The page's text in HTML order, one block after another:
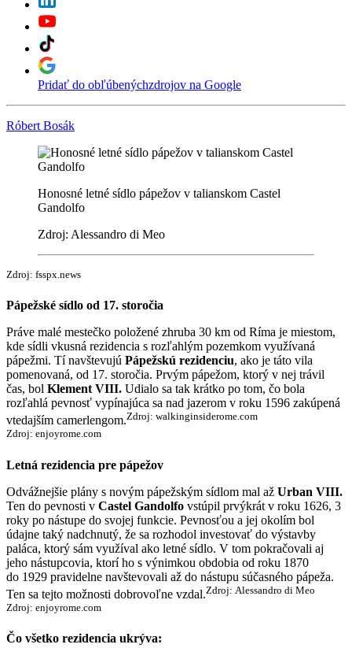
Pridať do obľúbenýchzdrojov na Google
Róbert Bosák
Honosné letné sídlo pápežov v talianskom Castel
Gandolfo
Zdroj: Alessandro di Meo
Zdroj: fsspx.news
Pápežské sídlo od 17. storočia
Práve malé mestečko položené zhruba 30 km od Ríma je miestom,
kde sídli vkusná rezidencia s rozľahlým pozemkom využívaná
pápežmi. Tí navštevujú Pápežskú rezidenciu, ako je táto vila
pomenovaná, od 17. storočia. Prvým pápežom, ktorý v nej trávil
čas, bol Klement VIII. Udialo sa tak krátko po tom, čo bola
rozľahlá pevnosť vypínajúca sa nad jazerom v roku 1596 zakúpená
vtedajším camerlengom.Zdroj: walkinginsiderome.com
Zdroj: enjoyrome.com
Letná rezidencia pre pápežov
Odvážnejšie plány s novým pápežským sídlom mal až Urban VIII.
Ten do pevnosti v Castel Gandolfo vstúpil prvýkrát v roku 1626, 3
roky po nástupe do svojej funkcie. Pevnosťou a jej okolím bol
údajne taký nadchnutý, že sa rozhodol investovať do výstavby
paláca, ktorý sám využíval ako letné sídlo. V tom pokračovali aj
jeho nástupcovia, ktorí ho s výnimkou obdobia od roku 1870
do 1929 pravidelne navštevovali až do nástupu súčasného pápeža.
Ten sa tejto možnosti dobrovoľne vzdal.Zdroj: Alessandro di Meo
Zdroj: enjoyrome.com
Čo všetko rezidencia ukrýva: